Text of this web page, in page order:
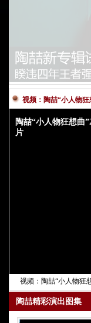
视频：陶喆“小人物
陶喆“小人物狂想曲
片
视频：陶喆“小人物狂
陶喆精彩演出图集